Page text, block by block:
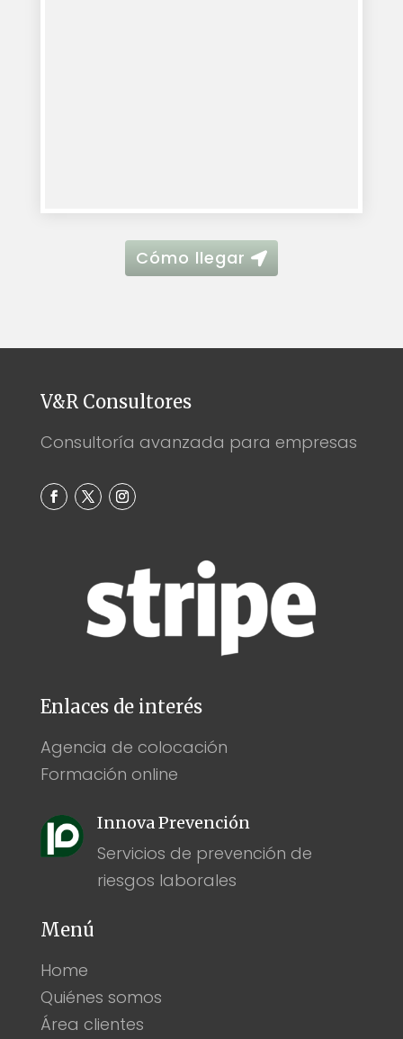
Cómo llegar
V&R Consultores
Consultoría avanzada para empresas
Enlaces de interés
Agencia de colocación
Formación online
Innova Prevención
Servicios de prevención de
riesgos laborales
Menú
Home
Quiénes somos
Área clientes